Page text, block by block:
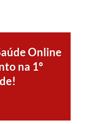
Online
na 1º